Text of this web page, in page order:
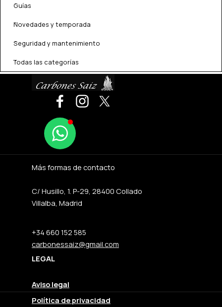
Guías
Novedades y temporada
Seguridad y mantenimiento
Todas las categorías
Más formas de contacto
C/ Husillo, 1. P-29, 28400 Collado
Villalba, Madrid
+34 660 152 585
carbonessaiz@gmail.com
LEGAL
Aviso legal
Política de privacidad